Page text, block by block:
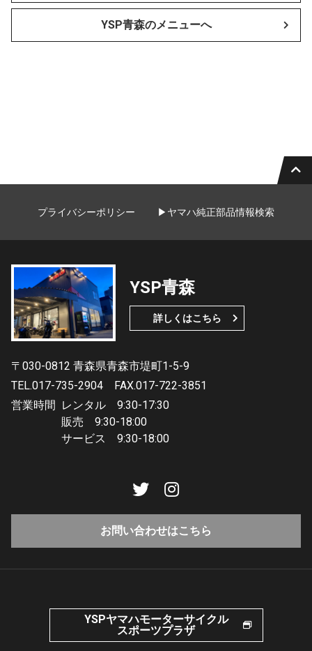
YSP青森のメニューへ
プライバシーポリシー ▶ヤマハ純正部品情報検索
YSP青森
詳しくはこちら
〒030-0812 青森県青森市堤町1-5-9
TEL.017-735-2904
FAX.017-722-3851
営業時間 レンタル 9:30-17:30
販売 9:30-18:00
サービス 9:30-18:00
お問い合わせはこちら
YSPヤマハモーターサイクル
スポーツプラザ